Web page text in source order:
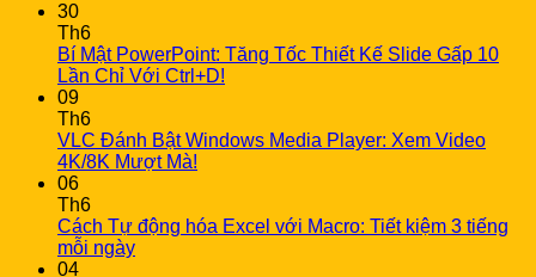
30
Th6
Bí Mật PowerPoint: Tăng Tốc Thiết Kế Slide Gấp 10
Lần Chỉ Với Ctrl+D!
09
Th6
VLC Đánh Bật Windows Media Player: Xem Video
4K/8K Mượt Mà!
06
Th6
Cách Tự động hóa Excel với Macro: Tiết kiệm 3 tiếng
mỗi ngày
04